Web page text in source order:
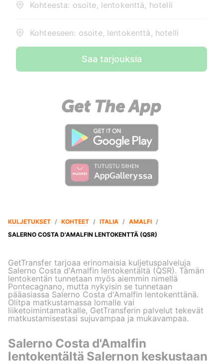
Kohteesta: osoite, lentokenttä, hotelli
Kohteeseen: osoite, lentokenttä, hotelli
Saa tarjouksia
KULJETUKSET / KOHTEET / ITALIA / AMALFI /
SALERNO COSTA D'AMALFIN LENTOKENTTÄ (QSR)
GetTransfer tarjoaa erinomaisia kuljetuspalveluja
Salerno Costa d'Amalfin lentokentältä (QSR). Tämän
lentokentän tunnetaan myös aiemmin nimellä
Pontecagnano, mutta nykyisin se tunnetaan
pääasiassa Salerno Costa d'Amalfin lentokenttänä.
Olitpa matkustamassa lomalle vai
liiketoimintamatkalle, GetTransferin palvelut tekevät
matkustamisestasi sujuvampaa ja mukavampaa.
Salerno Costa d'Amalfin
lentokentältä Salernon keskustaan